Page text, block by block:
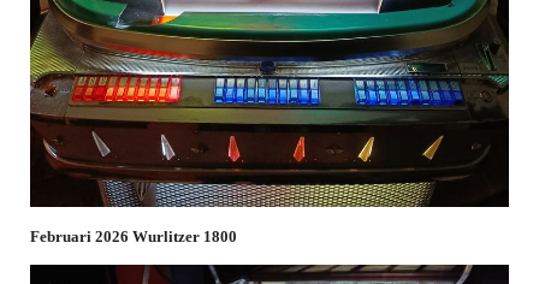
Februari 2026 Wurlitzer 1800